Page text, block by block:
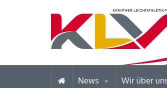
News Wir über